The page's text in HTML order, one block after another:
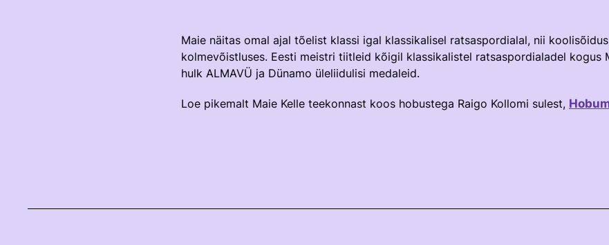
Maie näitas omal ajal tõelist klassi igal klassikalisel ratsaspordialal, nii
kolmevõistluses. Eesti meistri tiitleid kõigil klassikalistel ratsaspordialadel kogus
hulk ALMAVÜ ja Dünamo üleliidulisi medaleid.
Loe pikemalt Maie Kelle teekonnast koos hobustega Raigo Kollomi sulest,